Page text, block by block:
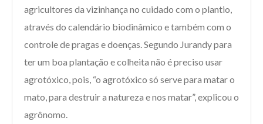
agricultores da vizinhança no cuidado com o plantio,
através do calendário biodinâmico e também com o
controle de pragas e doenças. Segundo Jurandy para
ter um boa plantação e colheita não é preciso usar
agrotóxico, pois, “o agrotóxico só serve para matar o
mato, para destruir a natureza e nos matar”, explicou o
agrônomo.